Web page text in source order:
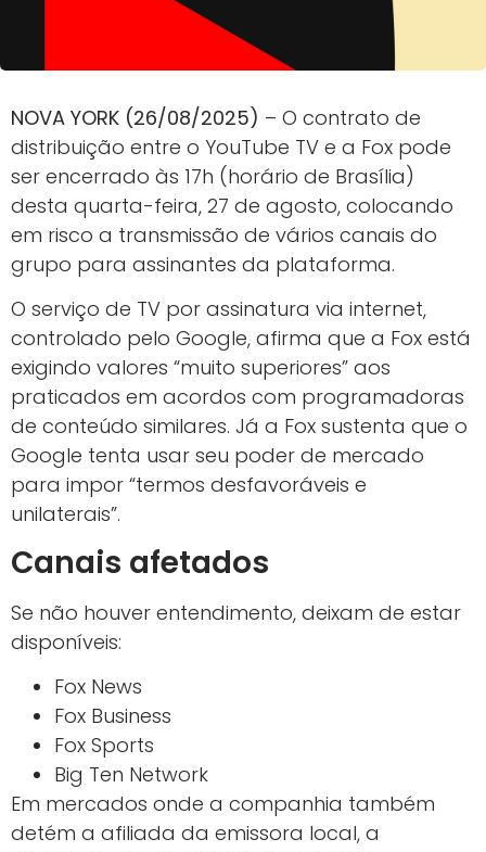
NOVA YORK (26/08/2025) – O contrato de
distribuição entre o YouTube TV e a Fox pode
ser encerrado às 17h (horário de Brasília)
desta quarta-feira, 27 de agosto, colocando
em risco a transmissão de vários canais do
grupo para assinantes da plataforma.
O serviço de TV por assinatura via internet,
controlado pelo Google, afirma que a Fox está
exigindo valores “muito superiores” aos
praticados em acordos com programadoras
de conteúdo similares. Já a Fox sustenta que o
Google tenta usar seu poder de mercado
para impor “termos desfavoráveis e
unilaterais”.
Canais afetados
Se não houver entendimento, deixam de estar
disponíveis:
Fox News
Fox Business
Fox Sports
Big Ten Network
Em mercados onde a companhia também
detém a afiliada da emissora local, a